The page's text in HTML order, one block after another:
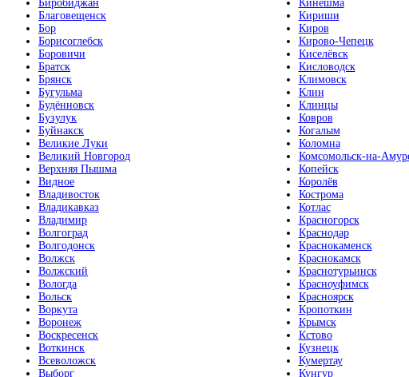
Биробиджан
Благовещенск
Бор
Борисоглебск
Боровичи
Братск
Брянск
Бугульма
Будённовск
Бузулук
Буйнакск
Великие Луки
Великий Новгород
Верхняя Пышма
Видное
Владивосток
Владикавказ
Владимир
Волгоград
Волгодонск
Волжск
Волжский
Вологда
Вольск
Воркута
Воронеж
Воскресенск
Воткинск
Всеволожск
Выборг
Кинешма
Кириши
Киров
Кирово-Чепецк
Киселёвск
Кисловодск
Климовск
Клин
Клинцы
Ковров
Когалым
Коломна
Комсомольск-на-
Копейск
Королёв
Кострома
Котлас
Красногорск
Краснодар
Краснокаменск
Краснокамск
Краснотурьинск
Красноуфимск
Красноярск
Кропоткин
Крымск
Кстово
Кузнецк
Кумертау
Кунгур